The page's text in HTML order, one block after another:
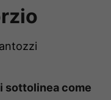
sottolinea come